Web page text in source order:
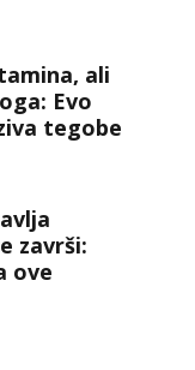
ali
Evo
tegobe
završi:
ove